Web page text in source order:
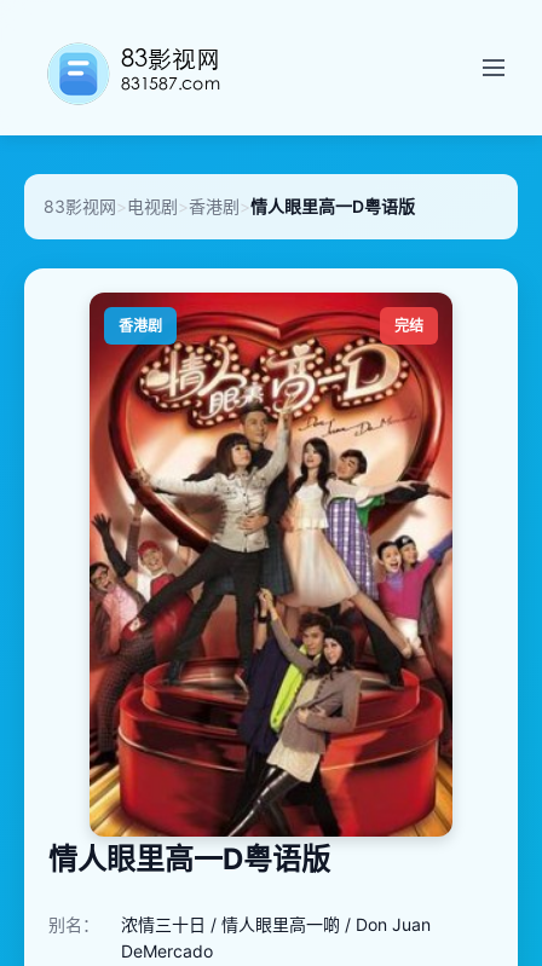
83影视网>电视剧>香港剧>情人眼里高一D粤语版
香港剧 完结
情人眼里高一D粤语版
别名：
浓情三十日 / 情人眼里高一啲 / Don Juan
DeMercado